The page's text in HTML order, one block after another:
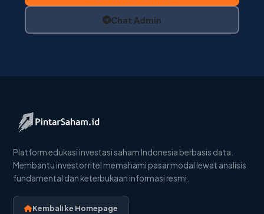
Chat Admin
Platform edukasi investasi saham Indonesia berbasis data.
Membantu investor ritel memahami pasar modal lewat analisis
fundamental dan keterbukaan informasi resmi.
Kembali ke Homepage